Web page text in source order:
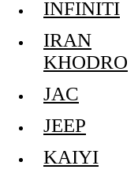
INFINITI
IRAN
KHODRO
JAC
JEEP
KAIYI